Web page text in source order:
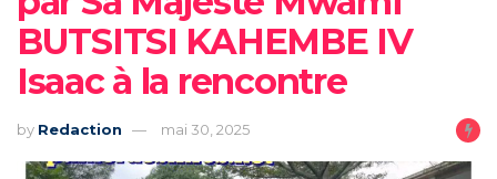
BUTSITSI KAHEMBE IV
Isaac à la rencontre
by Redaction mai 30, 2025